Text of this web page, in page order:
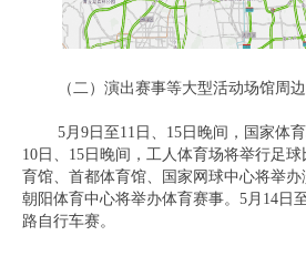
（二）演出赛事等大型活动场馆周
5月9日至11日、15日晚间，国家体
10日、15日晚间，工人体育场将举行足
育馆、首都体育馆、国家网球中心将举办
朝阳体育中心将举办体育赛事。5月14日
路自行车赛。